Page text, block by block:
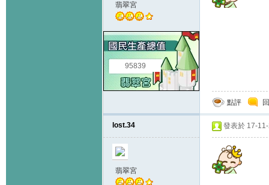
翡翠宮
95839
點評
lost.34
翡翠宮
發表於 17-